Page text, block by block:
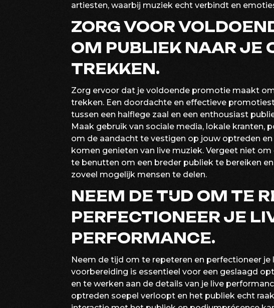
artiesten, waarbij muziek echt verbindt en
ZORG VOOR
OM PUBLIEK NAAR JE
TREKKEN.
Zorg ervoor dat je voldoende promotie maakt
trekken. Een doordachte en effectieve
tussen een halflege zaal en een enthousiast
Maak gebruik van sociale media, lokale
om de aandacht te vestigen op jouw optreden
komen genieten van live muziek. Vergeet niet
te benutten om een breder publiek te bereiken
zoveel mogelijk mensen te delen.
NEEM DE TIJD OM TE
PERFECTIONEER JE
PERFORMANCE.
Neem de tijd om te repeteren en perfectioneer je
voorbereiding is essentieel voor een geslaagd
en te werken aan de details van je live
optreden soepel verloopt en het publiek echt